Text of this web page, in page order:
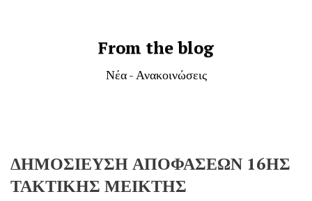
From the blog
Νέα - Ανακοινώσεις
ΔΗΜΟΣΙΕΥΣΗ ΑΠΟΦΑΣΕΩΝ 16ΗΣ
ΤΑΚΤΙΚΗΣ ΜΕΙΚΤΗΣ